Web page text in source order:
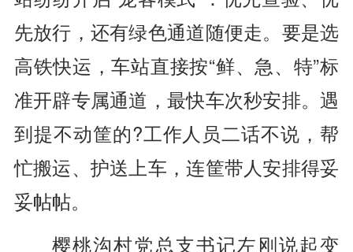
先放行，还有绿色通道随便走。要是选
高铁快运，车站直接按“鲜、急、特”标
准开辟专属通道，最快车次秒安排。遇
到提不动筐的?工作人员二话不说，帮
忙搬运、护送上车，连筐带人安排得妥
妥帖帖。
樱桃沟村党总支书记左刚说起变